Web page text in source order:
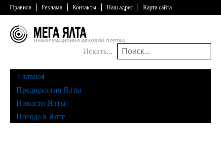
Правила Реклама Контакты Наш адрес Карта сайта
Искать...
Главная
Предприятия Ялты
Новости Ялты
Погода в Ялте